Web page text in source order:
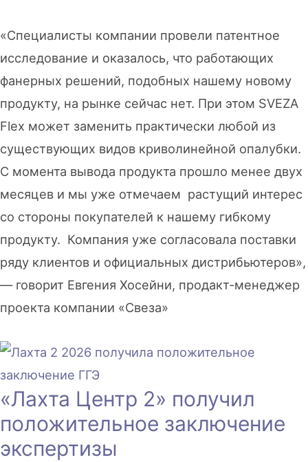
«Специалисты компании провели патентное
исследование и оказалось, что работающих
фанерных решений, подобных нашему новому
продукту, на рынке сейчас нет. При этом SVEZA
Flex может заменить практически любой из
существующих видов криволинейной опалубки.
С момента вывода продукта прошло менее двух
месяцев и мы уже отмечаем растущий интерес
со стороны покупателей к нашему гибкому
продукту. Компания уже согласовала поставки
ряду клиентов и официальных дистрибьютеров»,
— говорит Евгения Хосейни, продакт-менеджер
проекта компании «Свеза»
«Лахта Центр 2» получил
положительное заключение
экспертизы